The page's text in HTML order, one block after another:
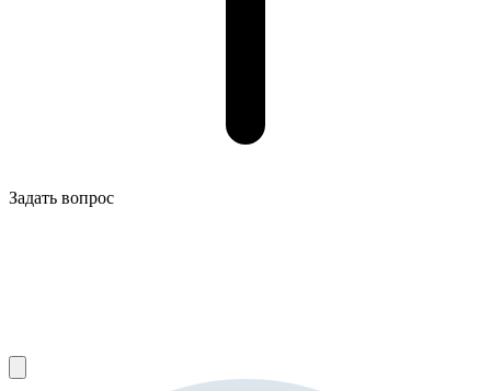
Задать вопрос